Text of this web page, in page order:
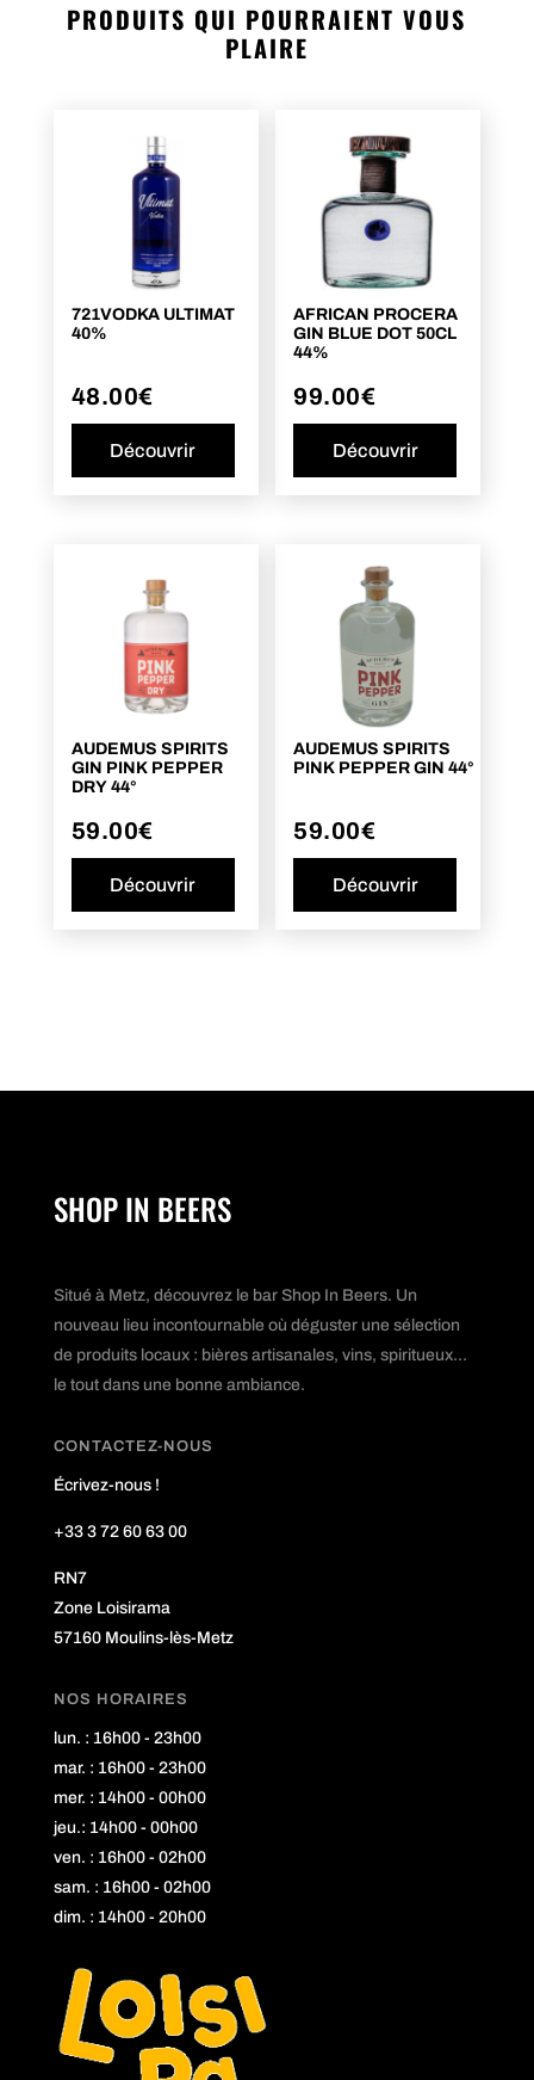
PRODUITS QUI POURRAIENT VOUS
PLAIRE
721VODKA ULTIMAT
40%
48.00€
Découvrir
AFRICAN PROCERA
GIN BLUE DOT 50CL
44%
99.00€
Découvrir
AUDEMUS SPIRITS
GIN PINK PEPPER
DRY 44°
59.00€
Découvrir
AUDEMUS SPIRITS
PINK PEPPER GIN 44°
59.00€
Découvrir
SHOP IN BEERS
Situé à Metz, découvrez le bar Shop In Beers. Un
nouveau lieu incontournable où déguster une sélection
de produits locaux : bières artisanales, vins, spiritueux...
le tout dans une bonne ambiance.
CONTACTEZ-NOUS
Écrivez-nous !
+33 3 72 60 63 00
RN7
Zone Loisirama
57160 Moulins-lès-Metz
NOS HORAIRES
lun. : 16h00 - 23h00
mar. : 16h00 - 23h00
mer. : 14h00 - 00h00
jeu.: 14h00 - 00h00
ven. : 16h00 - 02h00
sam. : 16h00 - 02h00
dim. : 14h00 - 20h00